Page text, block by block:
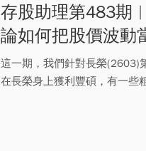
存股助理第483期
論如何把股價波動
這一期，我們針對長榮(2603)
在長榮身上獲利豐碩，有一些